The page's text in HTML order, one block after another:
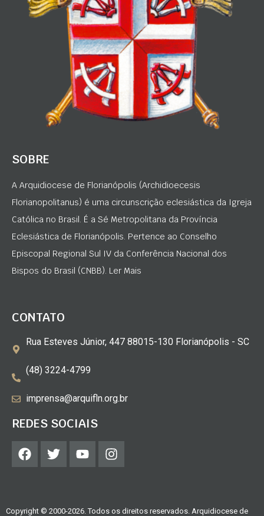
SOBRE
A Arquidiocese de Florianópolis (Archidioecesis
Florianopolitanus) é uma circunscrição eclesiástica da Igreja
Católica no Brasil. É a Sé Metropolitana da Província
Eclesiástica de Florianópolis. Pertence ao Conselho
Episcopal Regional Sul IV da Conferência Nacional dos
Bispos do Brasil (CNBB). Ler Mais
CONTATO
Rua Esteves Júnior, 447 88015-130 Florianópolis - SC
(48) 3224-4799
imprensa@arquifln.org.br
REDES SOCIAIS
Copyright © 2000-2026. Todos os direitos reservados. Arquidiocese de